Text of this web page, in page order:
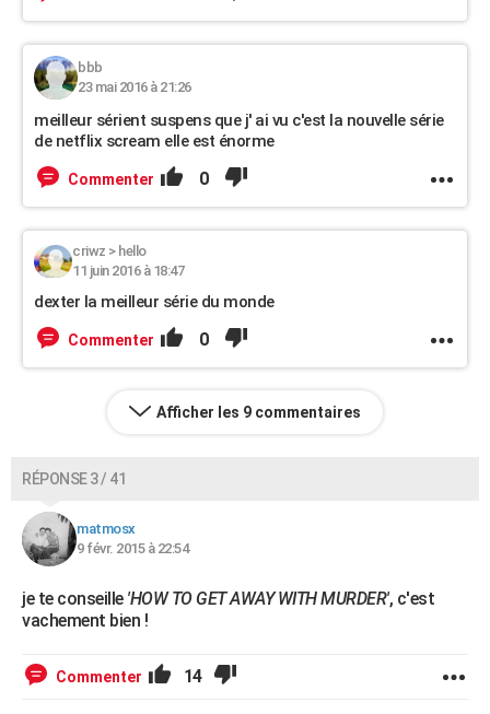
bbb
23 mai 2016 à 21:26
meilleur sérient suspens que j' ai vu c'est la nouvelle série
de netflix scream elle est énorme
Commenter 0
criwz > hello
11 juin 2016 à 18:47
dexter la meilleur série du monde
Commenter 0
Afficher les 9 commentaires
RÉPONSE 3 / 41
matmosx
9 févr. 2015 à 22:54
je te conseille 'HOW TO GET AWAY WITH MURDER', c'est
vachement bien !
Commenter 14